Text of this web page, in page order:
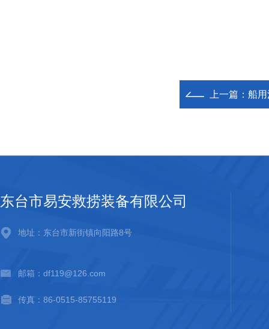
上一篇： 船
东台市易安救捞装备有限公司
地址：东台市新街镇向阳路8号
邮箱：df119@126.com
传真：86-0515-85755119